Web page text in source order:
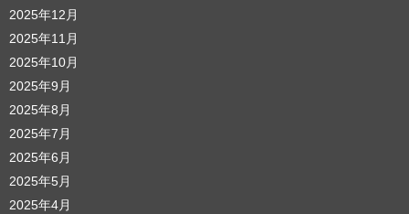
2025年12月
2025年11月
2025年10月
2025年9月
2025年8月
2025年7月
2025年6月
2025年5月
2025年4月